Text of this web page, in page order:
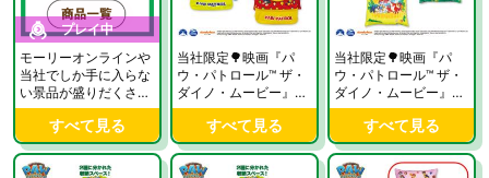
モーリーオンラインや
当社でしか手に入らな
い景品が盛りだくさ
ん！
すべて見る
当社限定🌳映画『パ
ウ・パトロール™ ザ・
ダイノ・ムービー』
ナップザック2はこち
すべて見る
当社限定🌳映画『パ
ウ・パトロール™ ザ・
ダイノ・ムービー』
超BIGクッションはこ
ちら🐾すべて見る